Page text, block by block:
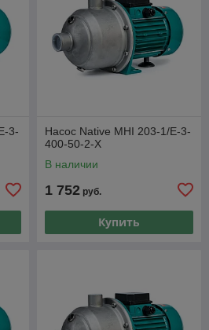
3-
Насос Native MHI 203-1/E-3-
400-50-2-X
В наличии
1 752 руб.
Купить